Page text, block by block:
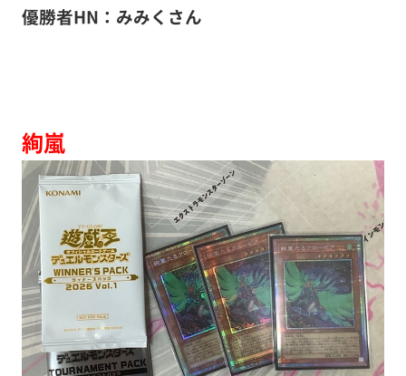
優勝者HN：みみくさん
絢嵐